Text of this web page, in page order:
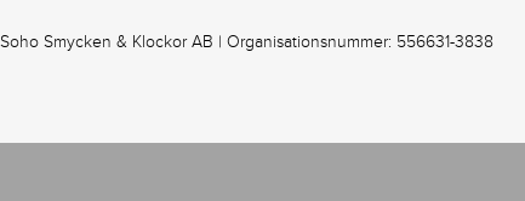
Soho Smycken & Klockor AB | Organisationsnummer: 556631-3838